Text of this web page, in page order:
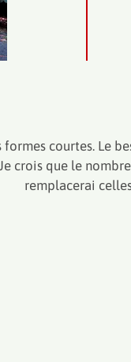
formes courtes. Le
crois que le
remplacerai